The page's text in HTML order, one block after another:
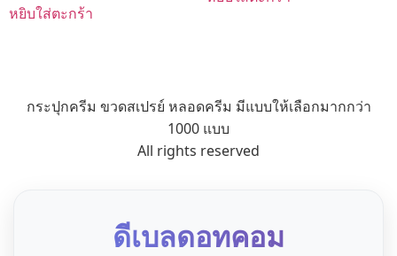
หยิบใส่ตะกร้า
กระปุกครีม ขวดสเปรย์ หลอดครีม มีแบบให้เลือกมากกว่า
1000 แบบ
All rights reserved
ดีเบลดอทคอม